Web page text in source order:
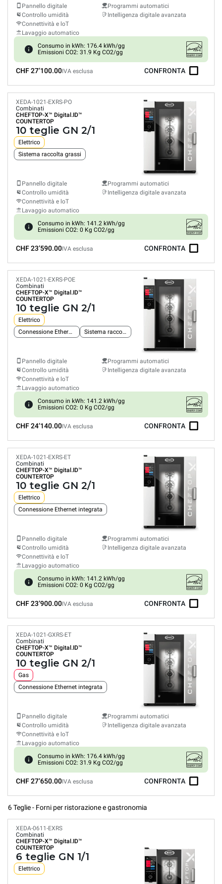
Pannello digitale
Controllo umidità
Connettività e loT
Lavaggio automatico
Programmi automatici
Intelligenza digitale avanzata
Consumo in kWh: 176.4 kWh/gg
Emissioni CO2: 31.9 Kg CO2/gg
CHF 27’100.00IVA esclusa CONFRONTA
XEDA-1021-EXRS-PO
Combinati
CHEFTOP-X™ Digital.ID™
COUNTERTOP
10 teglie GN 2/1
Elettrico
Sistema raccolta grassi
Pannello digitale
Controllo umidità
Connettività e loT
Lavaggio automatico
Programmi automatici
Intelligenza digitale avanzata
Consumo in kWh: 141.2 kWh/gg
Emissioni CO2: 0 Kg CO2/gg
CHF 23’590.00IVA esclusa CONFRONTA
XEDA-1021-EXRS-POE
Combinati
CHEFTOP-X™ Digital.ID™
COUNTERTOP
10 teglie GN 2/1
Elettrico
Connessione Ethernet integrata
Sistema raccolta grassi
Pannello digitale
Controllo umidità
Connettività e loT
Lavaggio automatico
Programmi automatici
Intelligenza digitale avanzata
Consumo in kWh: 141.2 kWh/gg
Emissioni CO2: 0 Kg CO2/gg
CHF 24’140.00IVA esclusa CONFRONTA
XEDA-1021-EXRS-ET
Combinati
CHEFTOP-X™ Digital.ID™
COUNTERTOP
10 teglie GN 2/1
Elettrico
Connessione Ethernet integrata
Pannello digitale
Controllo umidità
Connettività e loT
Lavaggio automatico
Programmi automatici
Intelligenza digitale avanzata
Consumo in kWh: 141.2 kWh/gg
Emissioni CO2: 0 Kg CO2/gg
CHF 23’900.00IVA esclusa CONFRONTA
XEDA-1021-GXRS-ET
Combinati
CHEFTOP-X™ Digital.ID™
COUNTERTOP
10 teglie GN 2/1
Gas
Connessione Ethernet integrata
Pannello digitale
Controllo umidità
Connettività e loT
Lavaggio automatico
Programmi automatici
Intelligenza digitale avanzata
Consumo in kWh: 176.4 kWh/gg
Emissioni CO2: 31.9 Kg CO2/gg
CHF 27’650.00IVA esclusa CONFRONTA
6 Teglie - Forni per ristorazione e gastronomia
XEDA-0611-EXRS
Combinati
CHEFTOP-X™ Digital.ID™
COUNTERTOP
6 teglie GN 1/1
Elettrico